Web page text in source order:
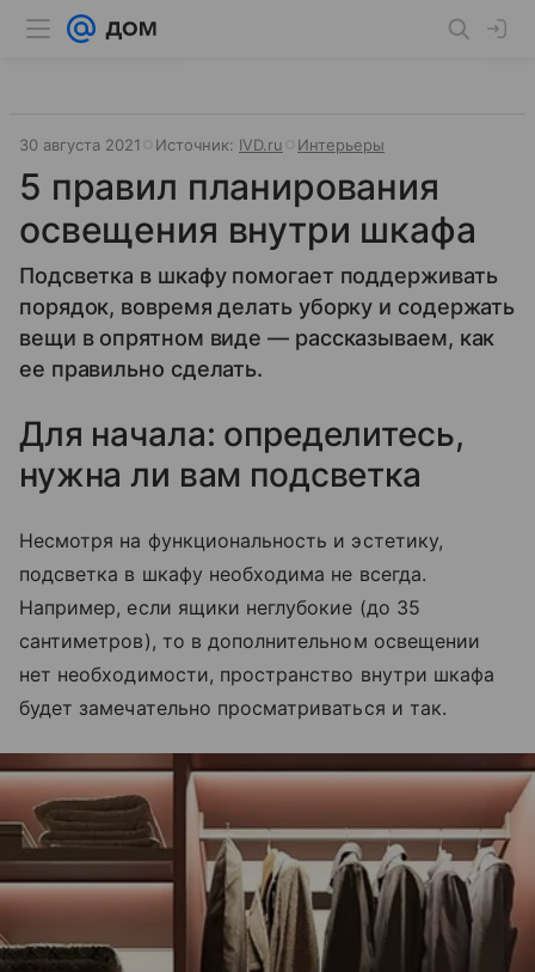
30 августа 2021 Источник: IVD.ru Интерьеры
5 правил планирования
освещения внутри шкафа
Подсветка в шкафу помогает поддерживать
порядок, вовремя делать уборку и содержать
вещи в опрятном виде — рассказываем, как
ее правильно сделать.
Для начала: определитесь,
нужна ли вам подсветка
Несмотря на функциональность и эстетику,
подсветка в шкафу необходима не всегда.
Например, если ящики неглубокие (до 35
сантиметров), то в дополнительном освещении
нет необходимости, пространство внутри шкафа
будет замечательно просматриваться и так.